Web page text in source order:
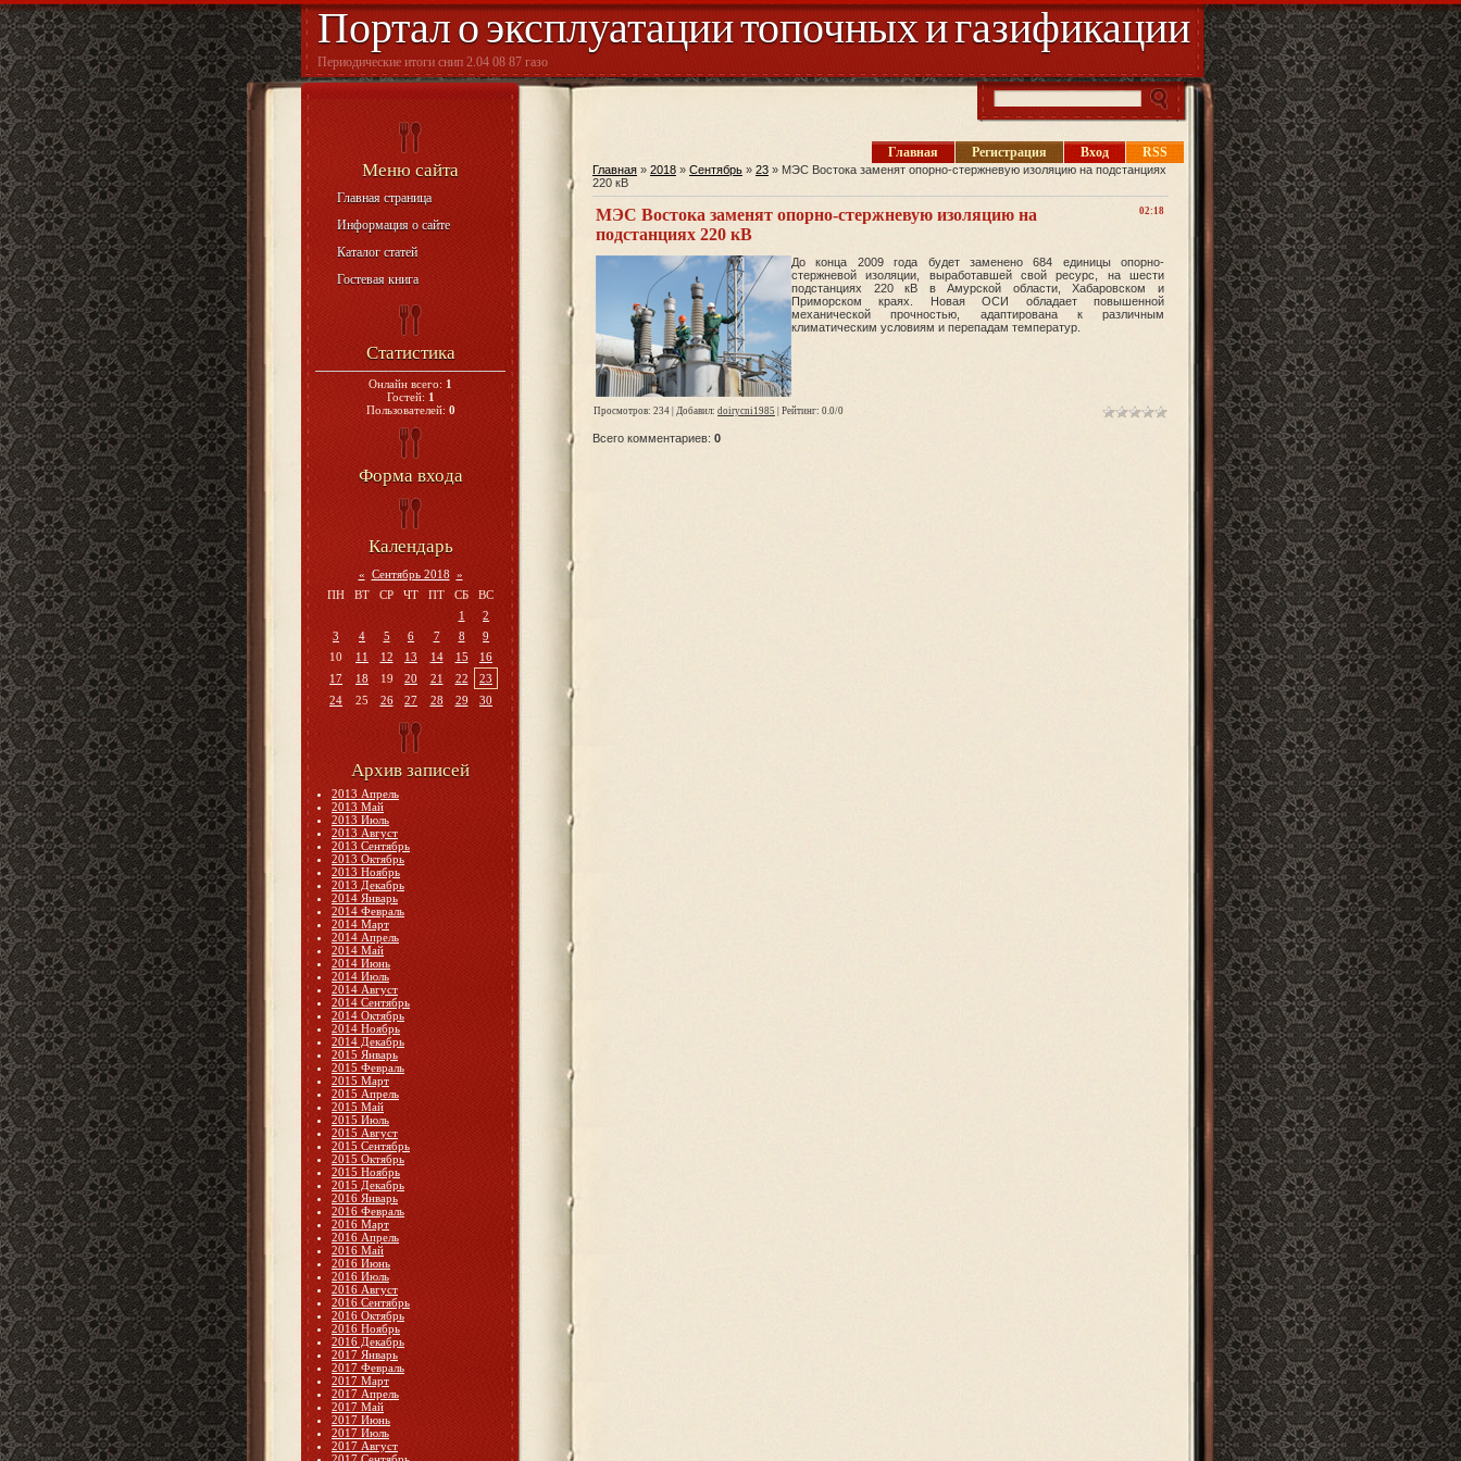
Портал о эксплуатации топочных и газификации
Периодические итоги снип 2.04 08 87 газо
RSS
Вход
Регистрация
Главная
Меню сайта
Главная страница
Информация о сайте
Каталог статей
Гостевая книга
Статистика
Онлайн всего: 1
Гостей: 1
Пользователей: 0
Форма входа
Календарь
« Сентябрь 2018 »
ПН
ВТ СР ЧТ ПТ СБ
ВС
1
2
3
4 5 6 7 8
9
10
11 12 13 14 15
16
17
18 19 20 21 22
23
24
25 26 27 28 29 30
Архив записей
2013 Апрель
2013 Май
2013 Июль
2013 Август
2013 Сентябрь
2013 Октябрь
2013 Ноябрь
2013 Декабрь
2014 Январь
2014 Февраль
2014 Март
2014 Апрель
2014 Май
2014 Июнь
2014 Июль
2014 Август
2014 Сентябрь
2014 Октябрь
2014 Ноябрь
2014 Декабрь
2015 Январь
2015 Февраль
2015 Март
2015 Апрель
2015 Май
2015 Июль
2015 Август
2015 Сентябрь
2015 Октябрь
2015 Ноябрь
2015 Декабрь
2016 Январь
2016 Февраль
2016 Март
2016 Апрель
2016 Май
2016 Июнь
2016 Июль
2016 Август
2016 Сентябрь
2016 Октябрь
2016 Ноябрь
2016 Декабрь
2017 Январь
2017 Февраль
2017 Март
2017 Апрель
2017 Май
2017 Июнь
2017 Июль
2017 Август
Главная » 2018 » Сентябрь » 23 » МЭС Востока заменят опорно-стержневую изоляцию на подстанциях
220 кВ
02:18
МЭС Востока заменят опорно-стержневую изоляцию на
подстанциях 220 кВ
До конца 2009 года будет заменено 684 единицы опорно-
стержневой изоляции, выработавшей свой ресурс, на шести
подстанциях 220 кВ в Амурской области, Хабаровском и
Приморском краях. Новая ОСИ обладает повышенной
механической прочностью, адаптирована к различным
климатическим условиям и перепадам температур.
Просмотров: 234 | Добавил: doirycni1985 Рейтинг: 0.0/0
Всего комментариев: 0